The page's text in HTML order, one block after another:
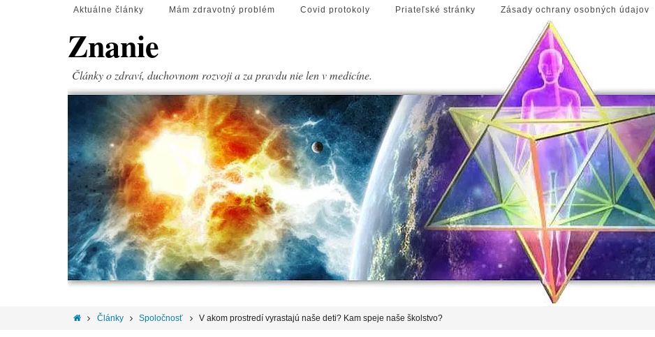
Aktuálne články Mám zdravotný problém Covid protokoly Priateľské stránky Zásady ochrany osobných údajov
Znanie
Články o zdraví, duchovnom rozvoji a za pravdu nie len v medicíne.
Články Spoločnosť V akom prostredí vyrastajú naše deti? Kam speje naše školstvo?